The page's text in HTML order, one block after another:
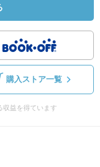
購入ストア一覧
収益を得ています